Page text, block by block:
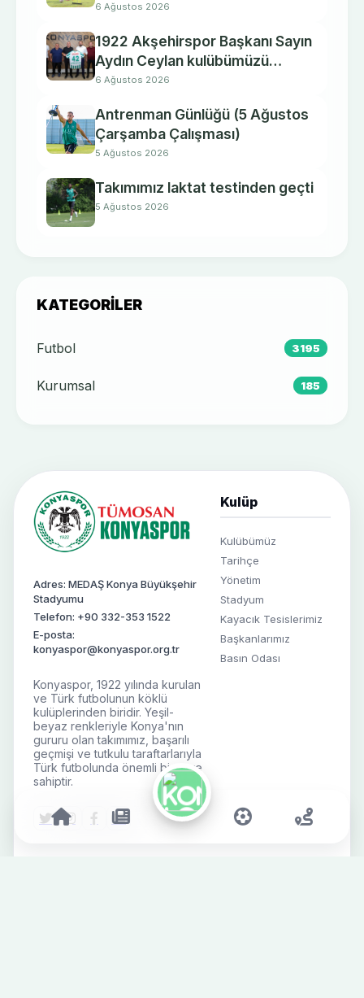
6 Ağustos 2026
1922 Akşehirspor Başkanı Sayın
Aydın Ceylan kulübümüzü
ziyaret etti.
6 Ağustos 2026
Antrenman Günlüğü (5 Ağustos
Çarşamba Çalışması)
5 Ağustos 2026
Takımımız laktat testinden geçti
5 Ağustos 2026
KATEGORILER
Futbol 3195
Kurumsal 185
Adres: MEDAŞ Konya Büyükşehir
Stadyumu
Telefon: +90 332-353 1522
E-posta:
konyaspor@konyaspor.org.tr
Konyaspor, 1922 yılında kurulan
ve Türk futbolunun köklü
kulüplerinden biridir. Yeşil-
beyaz renkleriyle Konya'nın
gururu olan takımımız, başarılı
geçmişi ve tutkulu taraftarlarıyla
Türk futbolunda önemli bir yere
sahiptir.
Kulüp
Kulübümüz
Tarihçe
Yönetim
Stadyum
Kayacık Tesislerimiz
Başkanlarımız
Basın Odası